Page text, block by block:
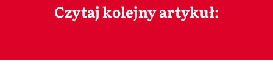
Czytaj kolejny artykuł: